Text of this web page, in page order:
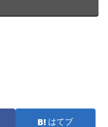
はてブ